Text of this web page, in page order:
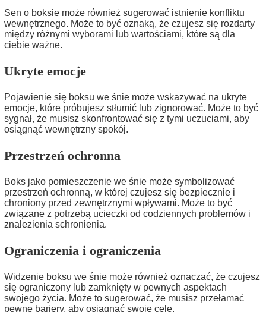
Sen o boksie może również sugerować istnienie konfliktu
wewnętrznego. Może to być oznaką, że czujesz się rozdarty
między różnymi wyborami lub wartościami, które są dla
ciebie ważne.
Ukryte emocje
Pojawienie się boksu we śnie może wskazywać na ukryte
emocje, które próbujesz stłumić lub zignorować. Może to być
sygnał, że musisz skonfrontować się z tymi uczuciami, aby
osiągnąć wewnętrzny spokój.
Przestrzeń ochronna
Boks jako pomieszczenie we śnie może symbolizować
przestrzeń ochronną, w której czujesz się bezpiecznie i
chroniony przed zewnętrznymi wpływami. Może to być
związane z potrzebą ucieczki od codziennych problemów i
znalezienia schronienia.
Ograniczenia i ograniczenia
Widzenie boksu we śnie może również oznaczać, że czujesz
się ograniczony lub zamknięty w pewnych aspektach
swojego życia. Może to sugerować, że musisz przełamać
pewne bariery, aby osiągnąć swoje cele.